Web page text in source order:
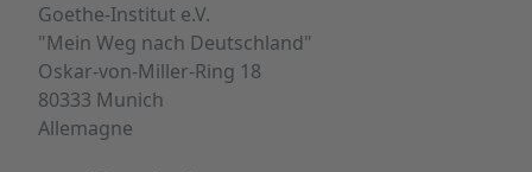
Goethe-Institut e.V.
"Mein Weg nach Deutschland"
Oskar-von-Miller-Ring 18
80333 Munich
Allemagne